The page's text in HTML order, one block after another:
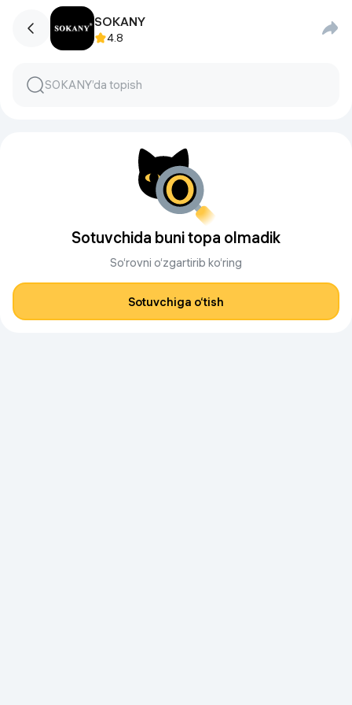
SOKANY
4.8
Sotuvchida buni topa olmadik
So‘rovni o‘zgartirib ko‘ring
Sotuvchiga o‘tish